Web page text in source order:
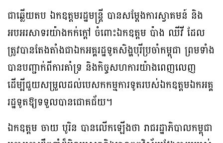
ជាឆ្លើយតប ឯកឧត្តមរដ្ឋមន្ត្រី បានសម្តែងការស្វាគមន៍ និង
អបអរសាទរយ៉ាងកក់ក្តៅ ចំពោះឯកឧត្តម ប៉ាង ឈីវី ដែល
ត្រូវបានតែងតាំងជាឯកអគ្គរដ្ឋទូតសិង្ហបុរីប្រចាំកម្ពុជា ព្រមទាំង
បានបញ្ជាក់ពីការគាំទ្រ និងកិច្ចសហការយ៉ាងពេញលេញ
ដើម្បីជួយសម្រួលដល់បេសកកម្មការទូតរបស់ឯកឧត្តមឯកអគ្គ
រដ្ឋទូតឱ្យទទួលបានជោគជ័យ។
ឯកឧត្តម ចាយ បូរិន បានលើកឡើងថា រាជរដ្ឋាភិបាលកម្ពុជា